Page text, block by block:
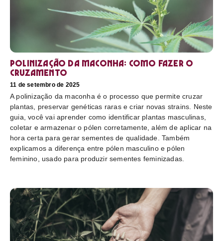
Polinização da maconha: como fazer o
cruzamento
11 de setembro de 2025
A polinização da maconha é o processo que permite cruzar
plantas, preservar genéticas raras e criar novas strains. Neste
guia, você vai aprender como identificar plantas masculinas,
coletar e armazenar o pólen corretamente, além de aplicar na
hora certa para gerar sementes de qualidade. Também
explicamos a diferença entre pólen masculino e pólen
feminino, usado para produzir sementes feminizadas.